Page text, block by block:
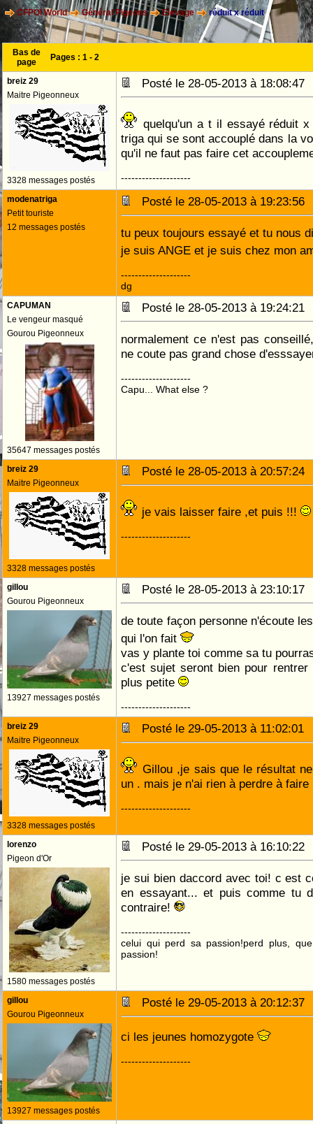
CFPOI World Général Pigeons Elevage réduit x réduit
Bas de
page
Pages : 1 - 2
breiz 29
Maitre Pigeonneux
3328 messages postés
Posté le 28-05-2013 à
quelqu'un a t il essayé réduit
triga qui se sont accouplé dans la
qu'il ne faut pas faire cet
--------------------
modenatriga
Petit touriste
12 messages postés
Posté le 28-05-2013 à
tu peux toujours essayé et tu nous
je suis ANGE et je suis chez mon
--------------------
dg
CAPUMAN
Le vengeur masqué
Gourou Pigeonneux
35647 messages postés
Posté le 28-05-2013 à
normalement ce n'est pas
ne coute pas grand chose
--------------------
Capu... What else ?
breiz 29
Maitre Pigeonneux
3328 messages postés
Posté le 28-05-2013 à
je vais laisser faire ,et puis !!!
--------------------
gillou
Gourou Pigeonneux
13927 messages postés
Posté le 28-05-2013 à
de toute façon personne n'écoute
qui l'on fait
vas y plante toi comme sa tu
c'est sujet seront bien pour
plus petite
--------------------
breiz 29
Maitre Pigeonneux
3328 messages postés
Posté le 29-05-2013 à
Gillou ,je sais que le résultat
un . mais je n'ai rien à perdre à
--------------------
lorenzo
Pigeon d'Or
1580 messages postés
Posté le 29-05-2013 à
je sui bien daccord avec toi! c est
en essayant... et puis comme tu
contraire!
--------------------
celui qui perd sa passion!perd plus,
passion!
gillou
Gourou Pigeonneux
13927 messages postés
Posté le 29-05-2013 à
ci les jeunes homozygote
--------------------